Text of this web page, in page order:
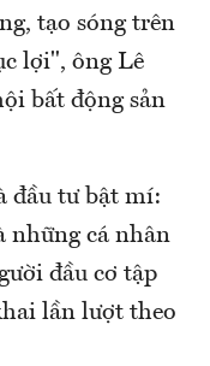
tạo sóng trên
lợi", ông Lê
bất động sản
đầu tư bật mí:
những cá nhân
đầu cơ tập
lần lượt theo